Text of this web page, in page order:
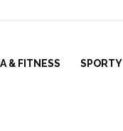
& FITNESS SPORTY